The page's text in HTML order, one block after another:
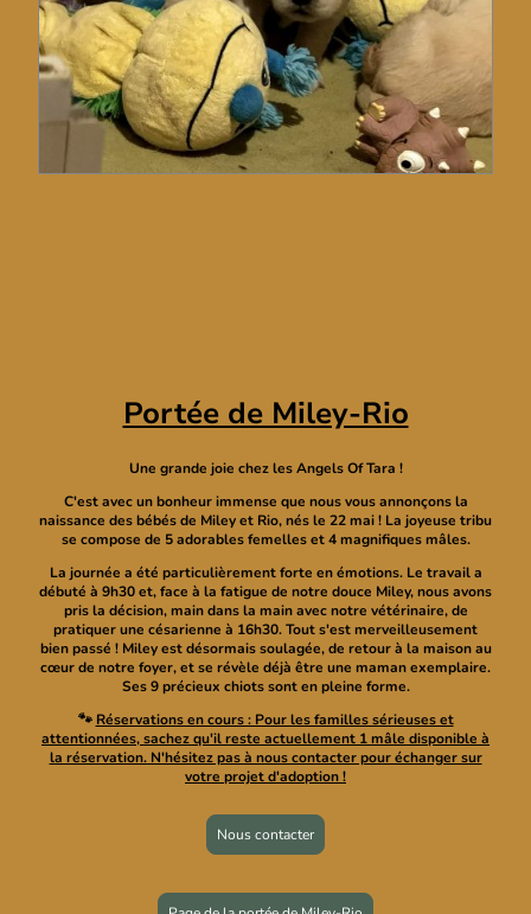
Portée de Miley-Rio
Une grande joie chez les Angels Of Tara !
C'est avec un bonheur immense que nous vous annonçons la
naissance des bébés de Miley et Rio, nés le 22 mai ! La joyeuse tribu
se compose de 5 adorables femelles et 4 magnifiques mâles.
La journée a été particulièrement forte en émotions. Le travail a
débuté à 9h30 et, face à la fatigue de notre douce Miley, nous avons
pris la décision, main dans la main avec notre vétérinaire, de
pratiquer une césarienne à 16h30. Tout s'est merveilleusement
bien passé ! Miley est désormais soulagée, de retour à la maison au
cœur de notre foyer, et se révèle déjà être une maman exemplaire.
Ses 9 précieux chiots sont en pleine forme.
🐾 Réservations en cours : Pour les familles sérieuses et
attentionnées, sachez qu'il reste actuellement 1 mâle disponible à
la réservation. N'hésitez pas à nous contacter pour échanger sur
votre projet d'adoption !
Nous contacter